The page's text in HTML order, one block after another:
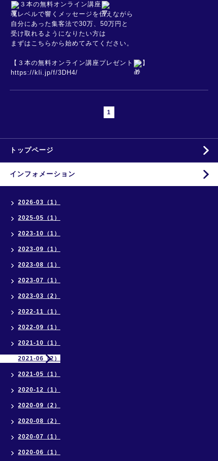
３本の無料オンライン講座
魂レベルで響くメッセージを伝えながら
自分にあった集客法で30万、50万円と
受け取れるようになりたい方は
まずはこちらから始めてみてください。
【３本の無料オンライン講座プレゼント
】
https://kli.jp/f/3DH4/
1
トップページ
インフォメーション
2026-03（1）
2025-05（1）
2023-10（1）
2023-09（1）
2023-08（1）
2023-07（1）
2023-03（2）
2022-11（1）
2022-09（1）
2021-10（1）
2021-06（2）
2021-05（1）
2020-12（1）
2020-09（2）
2020-08（2）
2020-07（1）
2020-06（1）